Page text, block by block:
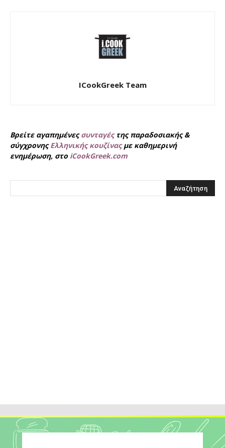
ICookGreek Team
Βρείτε αγαπημένεςσυνταγέςτης παραδοσιακής &
σύγχρονηςΕλληνικής κουζίναςμε καθημερινή
ενημέρωση, στο iCookGreek.com